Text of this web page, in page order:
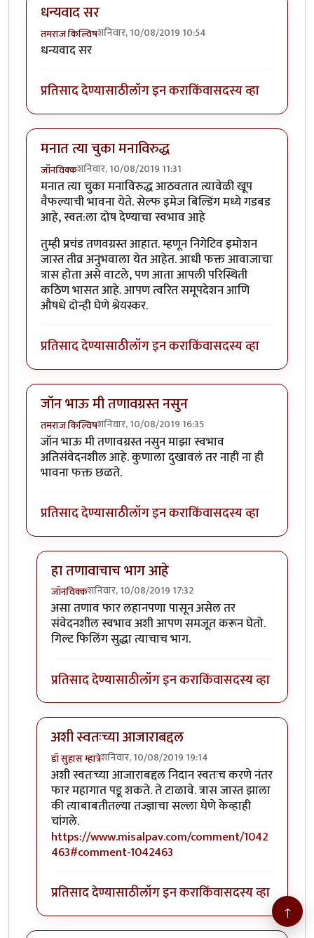
धन्यवाद सर
तमराज किल्विषशनिवार, 10/08/2019 10:54
धन्यवाद सर
प्रतिसाद देण्यासाठीलॉग इन कराकिंवासदस्य व्हा
मनात त्या चुका मनाविरुद्ध
जॉनविक्कशनिवार, 10/08/2019 11:31
मनात त्या चुका मनाविरुद्ध आठवतात त्यावेळी खूप
वैफल्याची भावना येते. सेल्फ इमेज बिल्डिंग मध्ये गडबड
आहे, स्वत:ला दोष देण्याचा स्वभाव आहे
तुम्ही प्रचंड तणवग्रस्त आहात. म्हणून निगेटिव इमोशन
जास्त तीव्र अनुभवाला येत आहेत. आधी फक्त आवाजाचा
त्रास होता असे वाटले, पण आता आपली परिस्थिती
कठिण भासत आहे. आपण त्वरित समूपदेशन आणि
औषधे दोन्ही घेणे श्रेयस्कर.
प्रतिसाद देण्यासाठीलॉग इन कराकिंवासदस्य व्हा
जॉन भाऊ मी तणावग्रस्त नसुन
तमराज किल्विषशनिवार, 10/08/2019 16:35
जॉन भाऊ मी तणावग्रस्त नसुन माझा स्वभाव
अतिसंवेदनशील आहे. कुणाला दुखावलं तर नाही ना ही
भावना फक्त छळते.
प्रतिसाद देण्यासाठीलॉग इन कराकिंवासदस्य व्हा
हा तणावाचाच भाग आहे
जॉनविक्कशनिवार, 10/08/2019 17:32
In reply toजॉन भाऊ मी तणावग्रस्त नसुनby
असा तणाव फार लहानपणा पासून असेल तर
संवेदनशील स्वभाव अशी आपण समजूत करून घेतो.
गिल्ट फिलिंग सुद्धा त्याचाच भाग.
प्रतिसाद देण्यासाठीलॉग इन कराकिंवासदस्य व्हा
अशी स्वतःच्या आजाराबद्दल
डॉ सुहास म्हात्रेशनिवार, 10/08/2019 19:14
In reply toजॉन भाऊ मी तणावग्रस्त नसुनbyतमराज
अशी स्वतःच्या आजाराबद्दल निदान स्वतःच करणे नंतर
फार महागात पडू शकते. ते टाळावे. त्रास जास्त झाला
की त्याबाबतीतल्या तज्ज्ञाचा सल्ला घेणे केव्हाही
चांगले.
https://www.misalpav.com/comment/1042
463#comment-1042463
प्रतिसाद देण्यासाठीलॉग इन कराकिंवासदस्य व्हा
↑